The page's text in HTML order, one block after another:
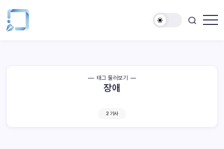
태그 둘러보기
장애
2 기사